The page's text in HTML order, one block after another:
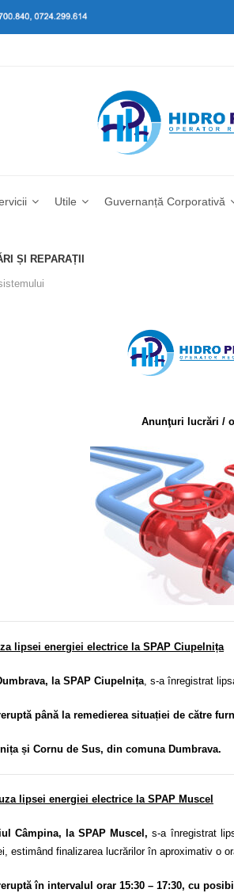
Utile Guvernanță Corporativă
ȘI REPARAȚII
Anunţuri lucrări /
lipsei energiei electrice la SPAP Ciupelnița
la SPAP Ciupelnița , s-a înregistrat
până la remedierea situației de către
și Cornu de Sus, din comuna Dumbrava.
lipsei energiei electrice la SPAP Muscel
Câmpina, la SPAP Muscel, s-a înregistrat
estimând finalizarea lucrărilor în aproximativ o
în intervalul orar 15:30 – 17:30, cu